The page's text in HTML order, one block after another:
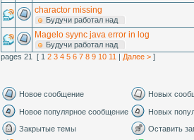
charactor missing
Будучи работал над
Magelo syync java error in log
Будучи работал над
pages 21 [ 1 2 3 4 5 6 7 8 9 10 11 | Далее > ]
Новое сообщение Новых
Новое популярное сообщение
Новых
Закрытые темы
Оставить